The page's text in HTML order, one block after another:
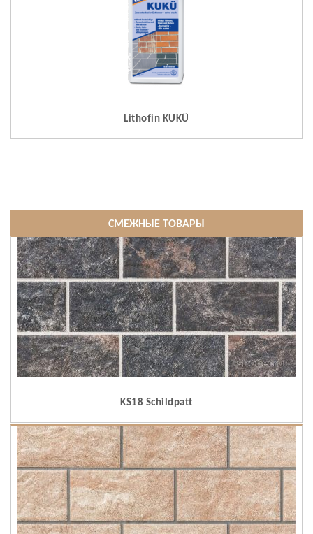
Lithofin KUKÜ
СМЕЖНЫЕ ТОВАРЫ
KS18 Schildpatt